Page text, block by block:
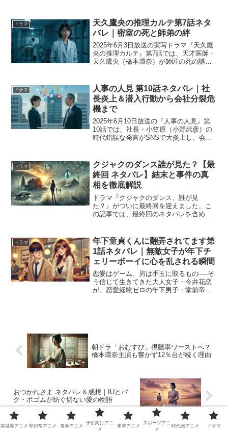
ろを徹底解説します。あなたもこの作品
をもっと楽しめるポイント...
ドラマ
天久鷹央の推理カルテ第7話ネタ
バレ｜密室の死と師弟の絆
2025年6月3日放送の実写ドラマ『天久鷹
央の推理カルテ』第7話では、天才医師・
天久鷹央（橋本環奈）が師匠の死の謎に
長・御子神氷魚（賀来千香子）の死。残
されたのは彼女の足...
ドラマ
人事の人見 第10話ネタバレ｜社
長炎上＆潜入行動から会社分裂危
機まで
2025年6月10日放送の『人事の人見』第
10話では、社長・小笠原（小野武彦）の
時代錯誤な発言がSNSで大炎上し、会社
奇策を提案しますが、予想外の展開へ突
入します。...
ドラマ
クジャクのダンス誰が見た？【最
終回 ネタバレ】結末と事件の真
相を徹底解説
ドラマ『クジャクのダンス、誰が見
た？』がついに最終回を迎えました。こ
の記事では、最終回のネタバレを含め、
ンまで徹底的に解説します。視聴者が最
も気になる「真犯人は誰だっ...
ドラマ
年下童貞くんに翻弄されてます第
1話ネタバレ｜無敵女子が年下チ
ェリーボーイに心を乱される瞬間
恋愛はゲーム、男は手玉に取るもの──そ
う信じて生きてきた大人女子・今井花恋
が、恋愛経験ゼロの年下男子・堂前帝都
朝ドラ「おむすび」視聴率ワーストへ？
橋本環奈主演も響かず12％台が続く理由
おつかれさま ネタバレ＆感想｜IUとパ
ク・ボゴムが紡ぐ切ない愛の物語
異世界アニメ 非日常アニメ 青春アニメ
子供向けアニ
メ
未来アニメ
スポーツアニ
メ
時代物アニメ ドラマ